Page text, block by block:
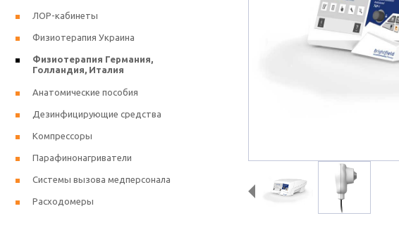
ЛОР-кабинеты
Физиотерапия Украина
Физиотерапия Германия,
Голландия, Италия
Анатомические пособия
Дезинфицирующие средства
Компрессоры
Парафинонагриватели
Системы вызова медперсонала
Расходомеры